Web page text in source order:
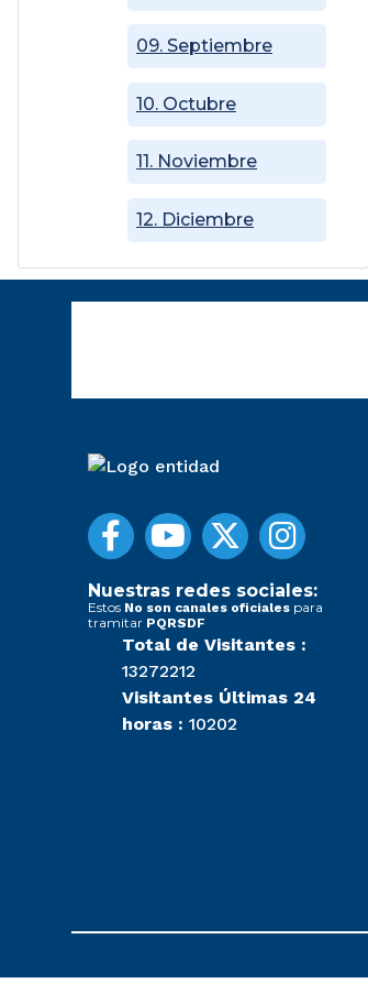
09. Septiembre
10. Octubre
11. Noviembre
12. Diciembre
Nuestras redes sociales:
Estos No son canales oficiales para
tramitar PQRSDF
Total de Visitantes :
13272212
Visitantes Últimas 24
horas : 10202